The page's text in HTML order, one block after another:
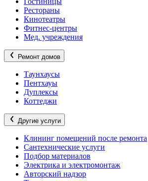
Рестораны
Кинотеатры
Фитнес-центры
Мед. учреждения
Ремонт домов
Таунхаусы
Пентхауы
Дуплексы
Коттеджи
Другие услуги
Клининг помещений после ремонта
Сантехнические услуги
Подбор материалов
Электрика и электромонтаж
Авторский надзор